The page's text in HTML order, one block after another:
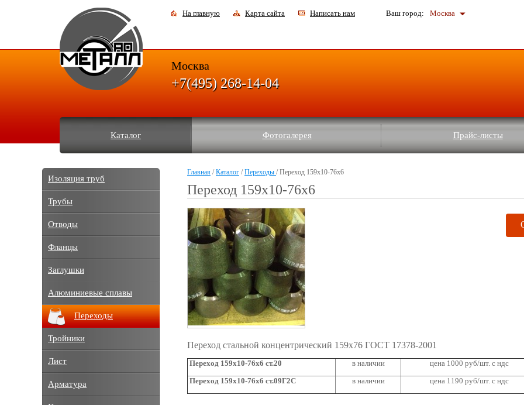
На главную Карта сайта Написать нам Ваш город: Москва
Каталог Фотогалерея Прайс-листы
Москва
+7(495) 268-14-04
Главная /Каталог /Переходы / Переход 159х10-76х6
Переход 159х10-76х6
Переход стальной концентрический 159х76 ГОСТ 17378-2001
Переход 159х10-76х6 ст.20 в наличии
цена 1000 руб/шт. с ндс
Переход 159х10-76х6 ст.09Г2С
в наличии цена 1190 руб/шт. с ндс
Изоляция труб
Трубы
Отводы
Фланцы
Заглушки
Алюминиевые сплавы
Переходы
Тройники
Лист
Арматура